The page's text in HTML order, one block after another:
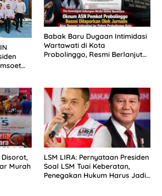
Dunia
Babak Baru Dugaan Intimidasi
Wartawati di Kota
Probolinggo, Resmi Berlanjut
Murah
LSM LIRA: Pernyataan Presiden
Soal LSM Tuai Keberatan,
Penegakan Hukum Harus Jadi